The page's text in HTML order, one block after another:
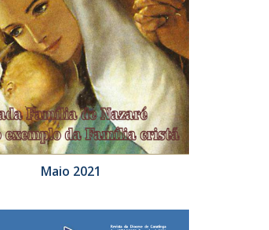
Maio 2021